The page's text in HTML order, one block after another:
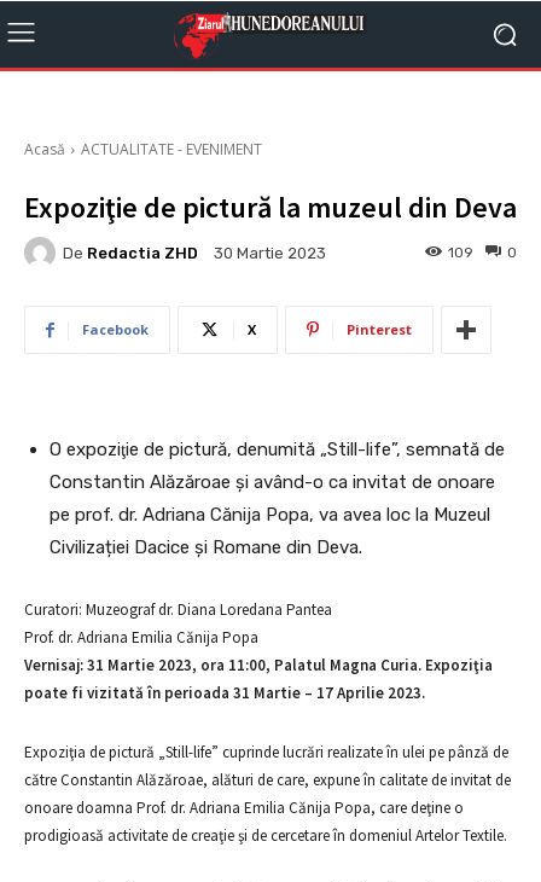
Acasă ACTUALITATE - EVENIMENT
Expoziţie de pictură la muzeul din Deva
De Redactia ZHD 30 Martie 2023 0
109
Facebook X Pinterest
O expoziţie de pictură, denumită „Still-life”, semnată de
Constantin Alăzăroae și având-o ca invitat de onoare
pe prof. dr. Adriana Cănija Popa, va avea loc la Muzeul
Civilizației Dacice și Romane din Deva.
Curatori: Muzeograf dr. Diana Loredana Pantea
Prof. dr. Adriana Emilia Cănija Popa
Vernisaj: 31 Martie 2023, ora 11:00, Palatul Magna Curia. Expoziţia
poate fi vizitată în perioada 31 Martie – 17 Aprilie 2023.
Expoziţia de pictură „Still-life” cuprinde lucrări realizate în ulei pe pânză de
către Constantin Alăzăroae, alături de care, expune în calitate de invitat de
onoare doamna Prof. dr. Adriana Emilia Cănija Popa, care deţine o
prodigioasă activitate de creaţie şi de cercetare în domeniul Artelor Textile.